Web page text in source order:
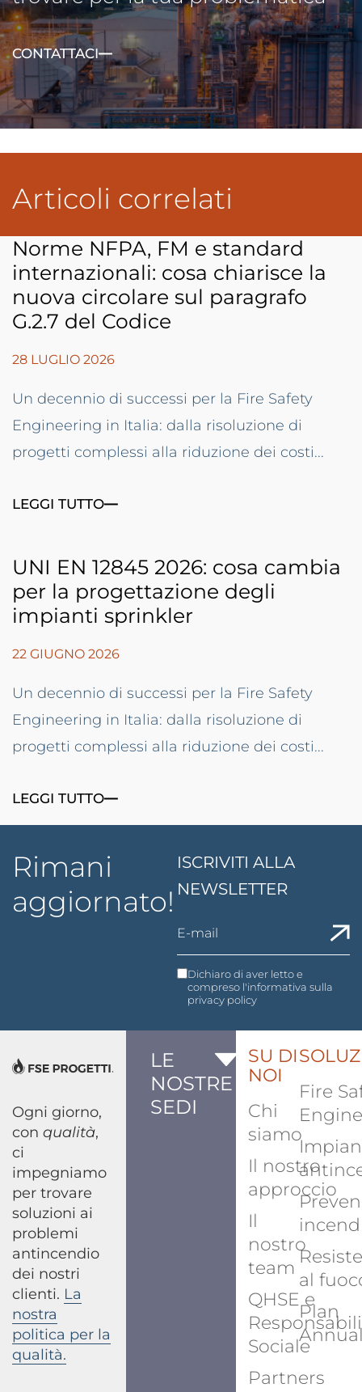
CONTATTACI
Articoli correlati
Norme NFPA, FM e standard
internazionali: cosa chiarisce la
nuova circolare sul paragrafo
G.2.7 del Codice
28 LUGLIO 2026
Un decennio di successi per la Fire Safety
Engineering in Italia: dalla risoluzione di
progetti complessi alla riduzione dei costi...
LEGGI TUTTO
UNI EN 12845 2026: cosa cambia
per la progettazione degli
impianti sprinkler
22 GIUGNO 2026
Un decennio di successi per la Fire Safety
Engineering in Italia: dalla risoluzione di
progetti complessi alla riduzione dei costi...
LEGGI TUTTO
Rimani
aggiornato!
ISCRIVITI ALLA
NEWSLETTER
Dichiaro di aver letto e
compreso l'informativa sulla
privacy policy
Ogni giorno,
con qualità,
ci
impegniamo
per trovare
soluzioni ai
problemi
antincendio
dei nostri
clienti. La
nostra
politica per la
qualità.
LE
NOSTRE
SEDI
SU DI
NOI
Chi
siamo
Il nostro
approccio
Il
nostro
team
QHSE e
Sociale
Partners
Fire
al
Plan